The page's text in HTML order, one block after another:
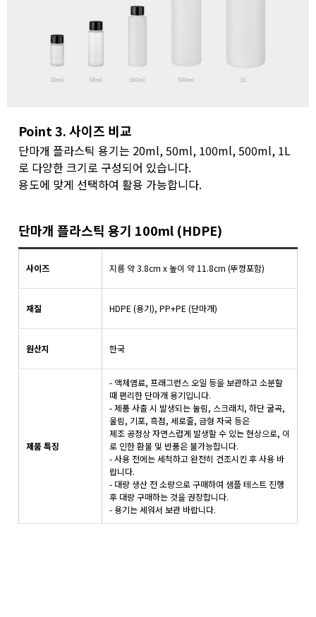
Point 3. 사이즈 비교
단마개 플라스틱 용기는 20ml, 50ml, 100ml, 500ml, 1L
로 다양한 크기로 구성되어 있습니다.
용도에 맞게 선택하여 활용 가능합니다.
단마개 플라스틱 용기 100ml (HDPE)
사이즈 지름 약 3.8cm x 높이 약 11.8cm (뚜껑포함)
재질 HDPE (용기), PP+PE (단마개)
원산지 한국
제품 특징
- 액체염료, 프래그런스 오일 등을 보관하고 소분할
때 편리한 단마개 용기입니다.
- 제품 사출 시 발생되는 눌림, 스크래치, 하단 굴곡,
울림, 기포, 흑점, 세로줄, 금형 자국 등은
제조 공정상 자연스럽게 발생할 수 있는 현상으로, 이
로 인한 환불 및 반품은 불가능합니다.
- 사용 전에는 세척하고 완전히 건조시킨 후 사용 바
랍니다.
- 대량 생산 전 소량으로 구매하여 샘플 테스트 진행
후 대량 구매하는 것을 권장합니다.
- 용기는 세워서 보관 바랍니다.